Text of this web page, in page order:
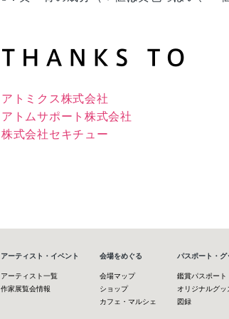
アトミクス株式会社
アトムサポート株式会社
株式会社セキチュー
アーティスト・イベント
アーティスト一覧
作家展覧会情報
会場をめぐる
会場マップ
ショップ
カフェ・マルシェ
パスポート・グ
鑑賞パスポート
オリジナルグッ
図録